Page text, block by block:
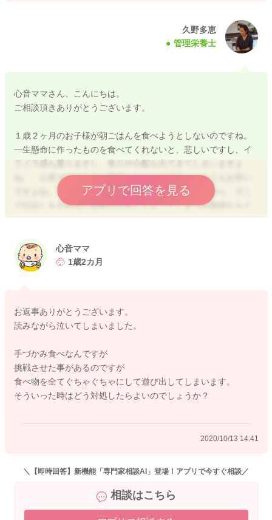
久野多恵
管理栄養士
心音ママさん、こんにちは。
ご相談頂きありがとうございます。
１歳２ヶ月のお子様が朝ごはんを食べようとしないのですね。
一生懸命に作ったものを食べてくれないと、悲しいですし、イ
ライラ感も募りますし、焦りや心配も出てきてしまいますよ
ね。 心音ママさんのお気持ちもわかります。 とてもお辛い
ですよね。 色々試行錯誤されても食べないのですから、そこ
で口出しをされると尚更心が苦しくなってしまうお気持ちもと
てもわかります。 私も食べない子の育児をしてきたので、同
気持ちが痛いほど伝わってきます。
無理せず出来そうな事を一緒に考えていきましょうね。
食べさせられる事を極端に嫌がり、好きなものしか食べない、
昨日食べていたものでも次の日は食べない、口から吐き出す、
偏食や食べムラのお悩みもこの時期にとても多いです。
大切なのは、双方に摂って食事の時間が苦痛な時間とならない
という事です。 朝ごはんを準備して食べないのであれば、時
て欲しいという意志が強いと、双方にとってお辛い時間を過ご
あるのであれば、それはそれで受け入れて、食事を下げて、好
食事の時間に食べないとお腹が空いてしまうという事を教えて
アプリで回答を見る
心音ママ
1歳2カ月
お返事ありがとうございます。
読みながら泣いてしまいました。
手づかみ食べなんですが
挑戦させた事があるのですが
食べ物を全てぐちゃぐちゃにして遊び出してしまいます。
そういった時はどう対処したらよいのでしょうか？
2020/10/13 14:41
＼【即時回答】新機能「専門家相談AI」登場！アプリで今すぐ相談／
相談はこちら